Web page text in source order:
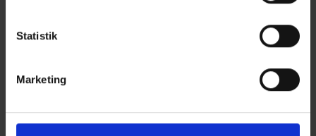
Statistik
Marketing
Kontakt